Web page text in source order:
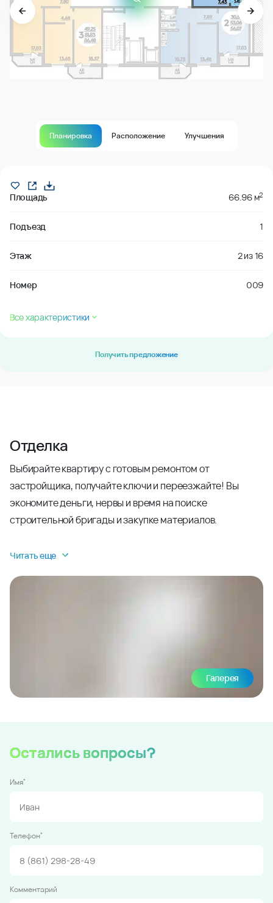
Планировка Расположение Улучшения
Площадь 66.96 м2
Подъезд 1
Этаж 2из16
Номер 009
Все характеристики
Получить предложение
Отделка
Выбирайте квартиру с готовым ремонтом от
застройщика, получайте ключи и переезжайте! Вы
экономите деньги, нервы и время на поиске
строительной бригады и закупке материалов.
Читать еще
Галерея
Остались вопросы?
Имя*
Телефон*
Комментарий